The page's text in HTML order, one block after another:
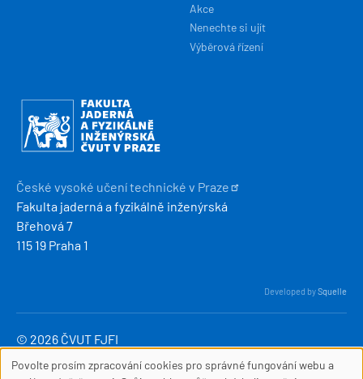
Akce
Nenechte si ujít
Výběrová řízení
Obrázek
České vysoké učení technické v Praze
Fakulta jaderná a fyzikálně inženýrská
Břehová 7
115 19 Praha 1
Developed bySquelle
© 2026 ČVUT FJFI
webmaster
cvut
cz
Povolte prosím zpracování cookies pro správné fungování webu a